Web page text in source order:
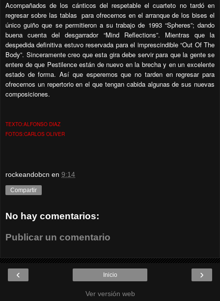
Acompañados de los cánticos del respetable el cuarteto no tardó en
regresar sobre las tablas para ofrecernos en el arranque de los bises el
único guiño que se permitieron a su trabajo de 1993 “Spheres”; dando
buena cuenta del desgarrador “Mind Reflections”. Mientras que la
despedida definitiva estuvo reservada para el imprescindible “Out Of The
Body”. Sinceramente creo que esta gira debe servir para que la gente se
entere de que Pestilence están de nuevo en la brecha y en un excelente
estado de forma. Así que esperemos que no tarden en regresar para
ofrecernos un repertorio en el que tengan cabida algunas de sus nuevas
composiciones.
TEXTO:ALFONSO DIAZ
FOTOS:CARLOS OLIVER
rockeandobcn en 9:14
Compartir
No hay comentarios:
Publicar un comentario
‹ ›
Inicio
Ver versión web